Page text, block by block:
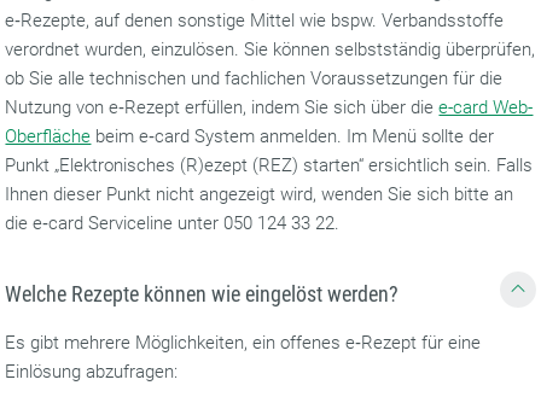
e‑Rezepte, auf denen sonstige Mittel wie bspw. Verbandsstoffe
verordnet wurden, einzulösen. Sie können selbstständig überprüfen,
ob Sie alle technischen und fachlichen Voraussetzungen für die
Nutzung von e‑Rezept erfüllen, indem Sie sich über diee-card Web-
Oberfläche beim e‑card System anmelden. Im Menü sollte der
Punkt „Elektronisches (R)ezept (REZ) starten“ ersichtlich sein. Falls
Ihnen dieser Punkt nicht angezeigt wird, wenden Sie sich bitte an
die e‑card Serviceline unter 050 124 33 22.
Welche Rezepte können wie eingelöst werden?
Es gibt mehrere Möglichkeiten, ein offenes e‑Rezept für eine
Einlösung abzufragen: